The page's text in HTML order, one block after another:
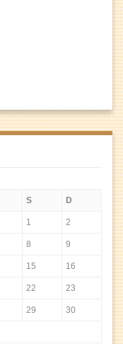
S D
1 2
8 9
15 16
22 23
29 30